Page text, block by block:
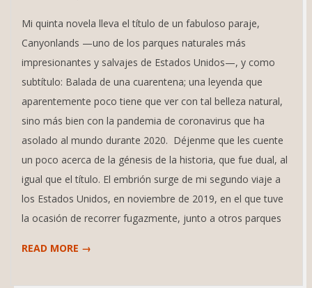
Mi quinta novela lleva el título de un fabuloso paraje,
Canyonlands —uno de los parques naturales más
impresionantes y salvajes de Estados Unidos—, y como
subtítulo: Balada de una cuarentena; una leyenda que
aparentemente poco tiene que ver con tal belleza natural,
sino más bien con la pandemia de coronavirus que ha
asolado al mundo durante 2020. Déjenme que les cuente
un poco acerca de la génesis de la historia, que fue dual, al
igual que el título. El embrión surge de mi segundo viaje a
los Estados Unidos, en noviembre de 2019, en el que tuve
la ocasión de recorrer fugazmente, junto a otros parques
READ MORE →